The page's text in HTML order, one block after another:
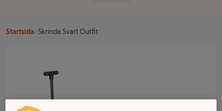
Startsida Skrinda Svart Outfit